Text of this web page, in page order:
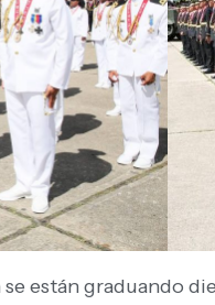
están graduando